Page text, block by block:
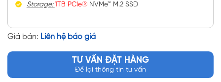
Storage:1TB PCIe®NVMe™ M.2 SSD
Giá bán: Liên hệ báo giá
TƯ VẤN ĐẶT HÀNG
Để lại thông tin tư vấn